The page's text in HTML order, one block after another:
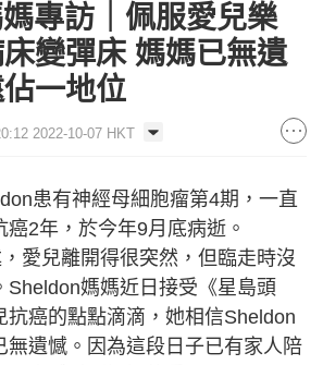
專訪｜佩服愛兒樂
變彈床 媽媽已無遺
一地位
2022-10-07 HKT
患有神經母細胞瘤第4期，一直
2年，於今年9月底病逝。
愛兒離開得很突然，但臨走時沒
Sheldon媽媽近日接受《星島頭
抗癌的點點滴滴，她相信Sheldon
無遺憾。因為這段日子已有家人陪